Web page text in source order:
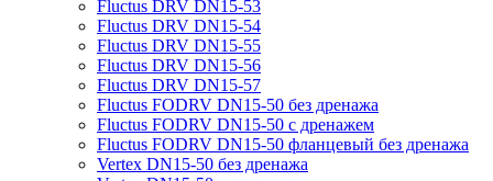
Fluctus DRV DN15-53
Fluctus DRV DN15-54
Fluctus DRV DN15-55
Fluctus DRV DN15-56
Fluctus DRV DN15-57
Fluctus FODRV DN15-50 без дренажа
Fluctus FODRV DN15-50 с дренажем
Fluctus FODRV DN15-50 фланцевый без дренажа
Vertex DN15-50 без дренажа